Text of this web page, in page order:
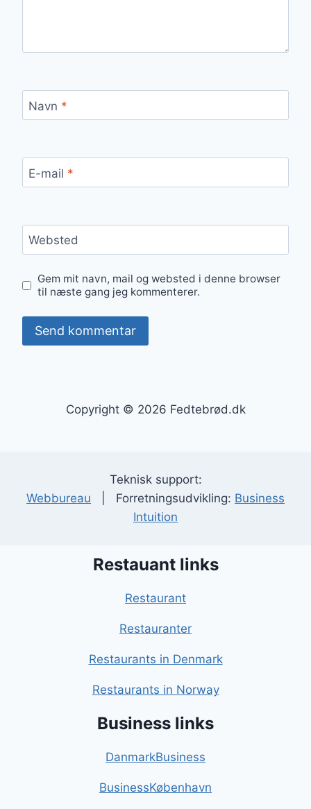
Navn *
E-mail *
Websted
Gem mit navn, mail og websted i denne browser
til næste gang jeg kommenterer.
Copyright © 2026 Fedtebrød.dk
Teknisk support:
Webbureau | Forretningsudvikling: Business
Intuition
Restauant links
Restaurant
Restauranter
Restaurants in Denmark
Restaurants in Norway
Business links
DanmarkBusiness
BusinessKøbenhavn